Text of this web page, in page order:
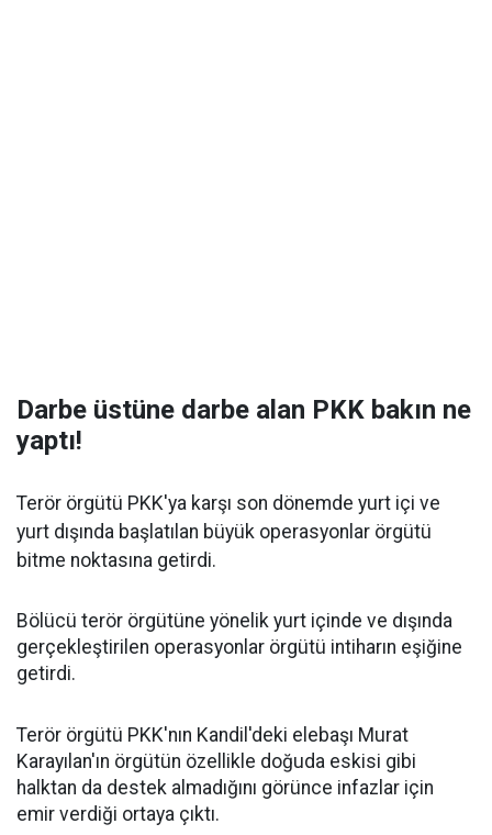
Darbe üstüne darbe alan PKK bakın ne
yaptı!
Terör örgütü PKK'ya karşı son dönemde yurt içi ve
yurt dışında başlatılan büyük operasyonlar örgütü
bitme noktasına getirdi.
Bölücü terör örgütüne yönelik yurt içinde ve dışında
gerçekleştirilen operasyonlar örgütü intiharın eşiğine
getirdi.
Terör örgütü PKK'nın Kandil'deki elebaşı Murat
Karayılan'ın örgütün özellikle doğuda eskisi gibi
halktan da destek almadığını görünce infazlar için
emir verdiği ortaya çıktı.